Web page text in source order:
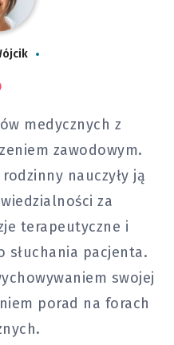
medycznych z
zawodowym.
nauczyły ją
za
terapeutyczne i
słuchania pacjenta.
swojej
porad na forach